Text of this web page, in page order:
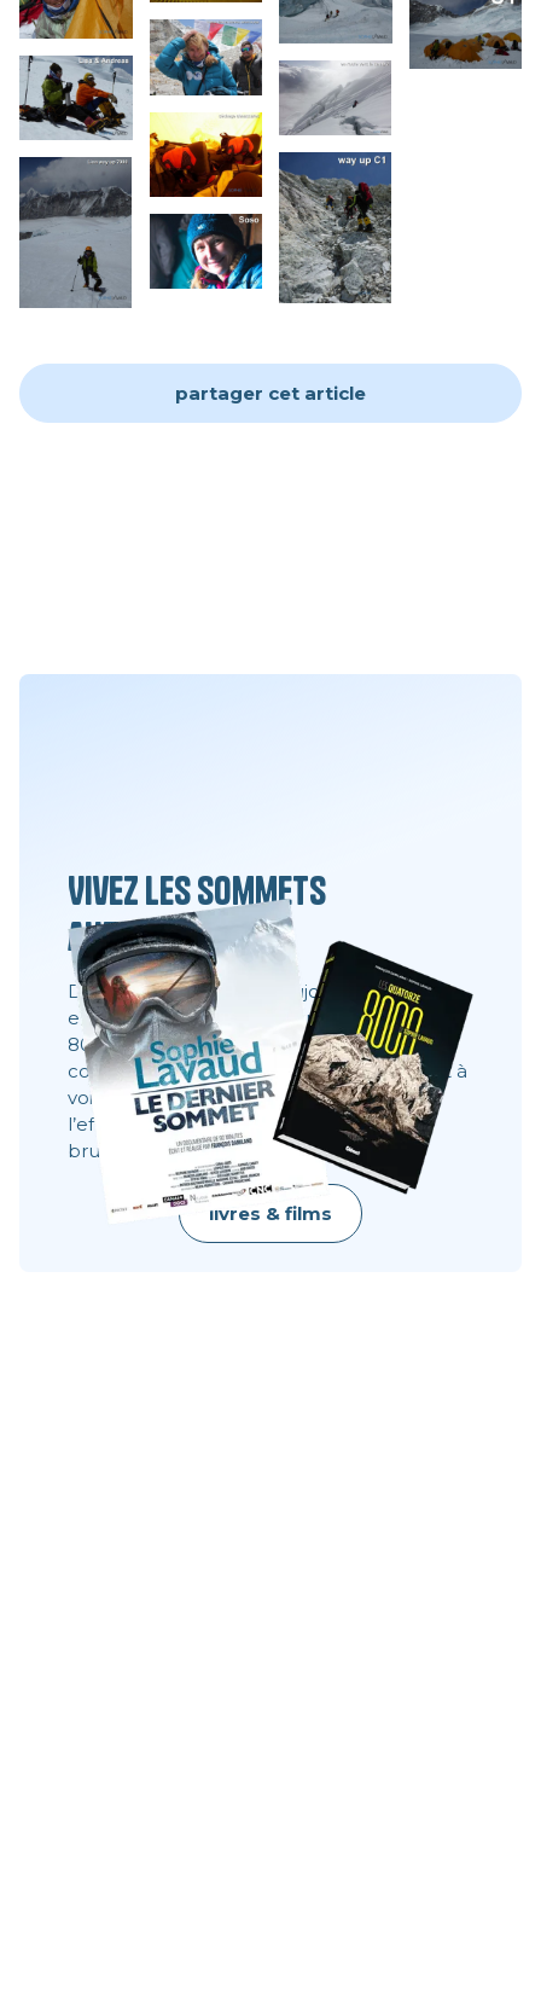
partager cet article
Vivez les sommets
autrement
Des films, des livres et toujours la même
envie : partager ce que l’on ne voit pas à
8000 mètres. Ces récits montrent les
coulisses, les visages, les choix. Ils donnent à
voir ce qu’une image ne dit pas toujours :
l’effort, le doute, la résilience, la beauté
brute.
livres & films